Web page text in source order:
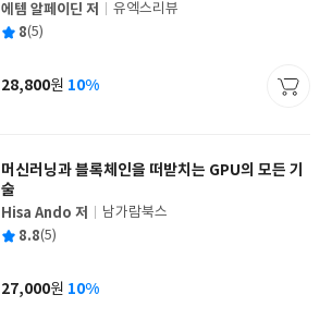
글
쓴
에템 알페이딘 저
출
사
유엑스리뷰
평 8(5)
가
28,800원 10%
머신러닝과 블록체인을 떠받치는 GPU의 모든 기
술
글
쓴
Hisa Ando 저
출
사
남가람북스
평 8.8(5)
가
27,000원 10%